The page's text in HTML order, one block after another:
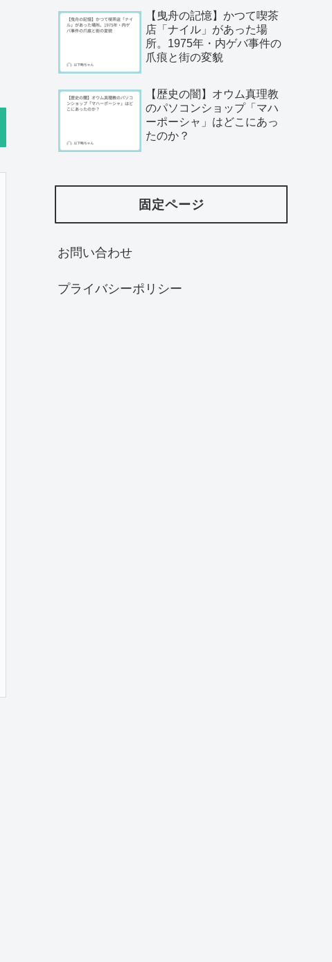
【曳舟の記憶】かつて喫茶
店「ナイル」があった場
所。1975年・内ゲバ事件の
爪痕と街の変貌
【歴史の闇】オウム真理教
のパソコンショップ「マハ
ーポーシャ」はどこにあっ
たのか？
固定ページ
お問い合わせ
プライバシーポリシー